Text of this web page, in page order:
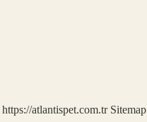
https://atlantispet.com.tr Sitemap